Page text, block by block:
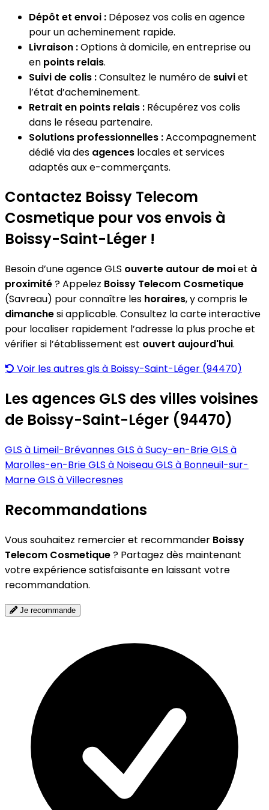
Dépôt et envoi : Déposez vos colis en agence
pour un acheminement rapide.
Livraison :Options à domicile, en entreprise ou
en points relais.
Suivi de colis :Consultez le numéro de suiviet
l’état d’acheminement.
Retrait en points relais : Récupérez vos colis
dans le réseau partenaire.
Solutions professionnelles :Accompagnement
dédié via des agences locales et services
adaptés aux e-commerçants.
Contactez Boissy Telecom
Cosmetique pour vos envois à
Boissy-Saint-Léger !
Besoin d’une agence GLS ouverte autour de moiet à
proximité? Appelez Boissy Telecom Cosmetique
(Savreau) pour connaître les horaires, y compris le
dimanchesi applicable. Consultez la carte interactive
pour localiser rapidement l’adresse la plus proche et
vérifier si l’établissement est ouvert aujourd'hui.
Voir les autres gls à Boissy-Saint-Léger (94470)
Les agences GLS des villes voisines
de Boissy-Saint-Léger (94470)
GLS à Limeil-BrévannesGLS à Sucy-en-BrieGLS à
Marolles-en-BrieGLS à NoiseauGLS à Bonneuil-sur-
MarneGLS à Villecresnes
Recommandations
Vous souhaitez remercier et recommander Boissy
Telecom Cosmetique? Partagez dès maintenant
votre expérience satisfaisante en laissant votre
recommandation.
Je recommande